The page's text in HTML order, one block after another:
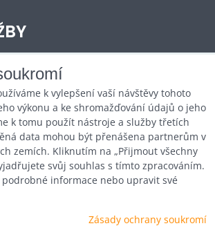
akci
k vylepšení vaší návštěvy tohoto
výkonu a ke shromažďování údajů o jeho
k tomu použít nástroje a služby třetích
data mohou být přenášena partnerům v
zemích. Kliknutím na „Přijmout všechny
svůj souhlas s tímto zpracováním.
informace nebo upravit své
Zásady ochrany soukromí